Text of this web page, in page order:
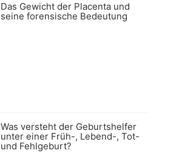
Das Gewicht der Placenta und
seine forensische Bedeutung
Was versteht der Geburtshelfer
unter einer Früh-, Lebend-, Tot-
und Fehlgeburt?